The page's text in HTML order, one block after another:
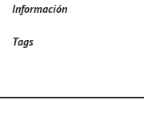
Información
Tags